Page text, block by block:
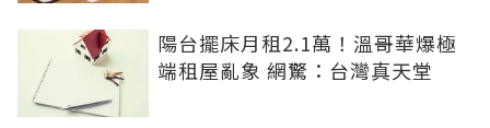
陽台擺床月租2.1萬！溫哥華爆極
端租屋亂象 網驚：台灣真天堂